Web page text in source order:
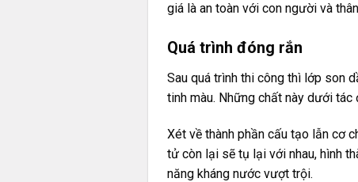
giá là an toàn với con người và
Quá trình đóng rắn
Sau quá trình thi công thì lớp son
tinh màu. Những chất này dưới
Xét về thành phần cấu tạo lẫn cơ
tử còn lại sẽ tụ lại với nhau, hình
năng kháng nước vượt trội.